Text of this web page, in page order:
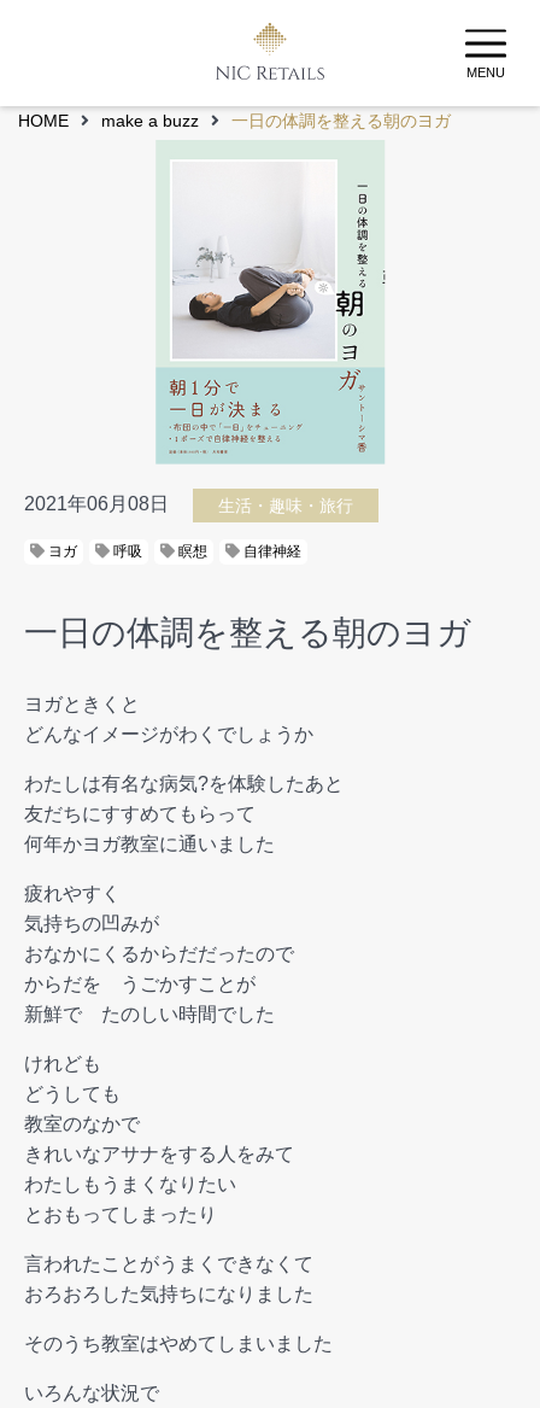
MENU
HOME make a buzz 一日の体調を整える朝のヨガ
2021年06月08日 生活・趣味・旅行
ヨガ 呼吸 瞑想 自律神経
一日の体調を整える朝のヨガ
ヨガときくと
どんなイメージがわくでしょうか
わたしは有名な病気?を体験したあと
友だちにすすめてもらって
何年かヨガ教室に通いました
疲れやすく
気持ちの凹みが
おなかにくるからだだったので
からだを うごかすことが
新鮮で たのしい時間でした
けれども
どうしても
教室のなかで
きれいなアサナをする人をみて
わたしもうまくなりたい
とおもってしまったり
言われたことがうまくできなくて
おろおろした気持ちになりました
そのうち教室はやめてしまいました
いろんな状況で